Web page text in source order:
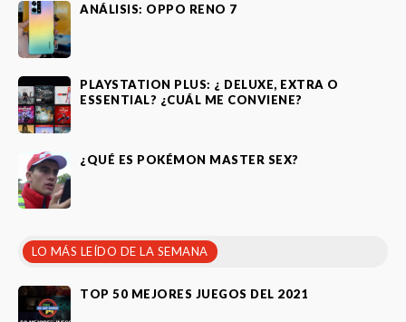
ANÁLISIS: OPPO RENO 7
PLAYSTATION PLUS: ¿ DELUXE, EXTRA O
ESSENTIAL? ¿CUÁL ME CONVIENE?
¿QUÉ ES POKÉMON MASTER SEX?
LO MÁS LEÍDO DE LA SEMANA
TOP 50 MEJORES JUEGOS DEL 2021